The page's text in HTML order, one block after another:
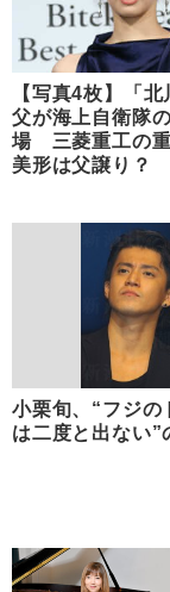
【写真4枚】「北
父が海上自衛隊
場 三菱重工の
美形は父譲り？
小栗旬、“フジの
は二度と出ない”